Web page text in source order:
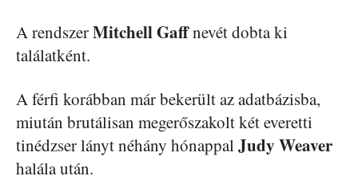
A rendszerMitchell Gaffnevét dobta ki
találatként.
A férfi korábban már bekerült az adatbázisba,
miután brutálisan megerőszakolt két everetti
tinédzser lányt néhány hónappalJudy Weaver
halála után.